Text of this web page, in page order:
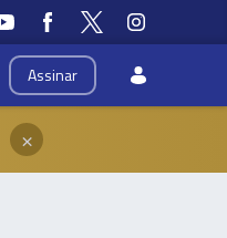
Assinar
×